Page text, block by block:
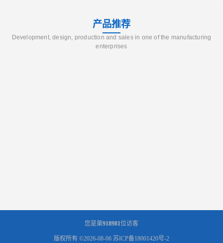
产品推荐
Development, design, production and sales in one of the manufacturing
enterprises
您是第918981位访客
版权所有 ©2026-08-06 苏ICP备18001420号-2